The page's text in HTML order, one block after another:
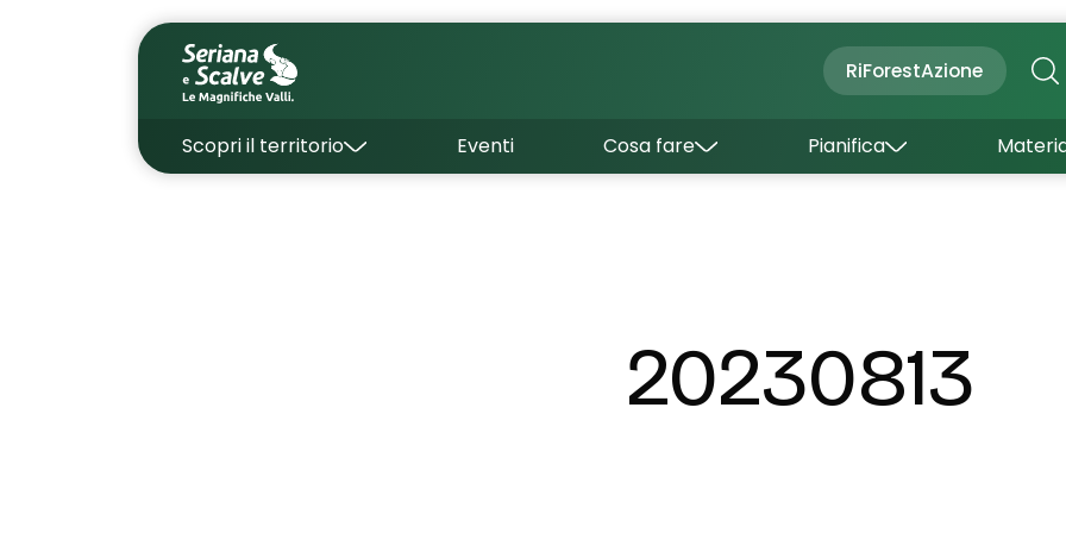
RiForestAzione
Scopri il territorio Eventi Cosa fare
Con bambini
Pianifica
Dove dormire
Come arrivare
Come muoversi
20230813